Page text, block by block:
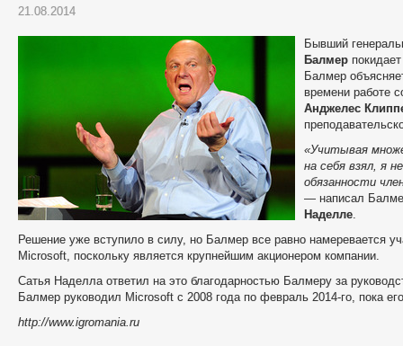
21.08.2014
Бывший
Балмер
Балмер
времени работе
Анджелес
«Учитывая
на себя взял, я
обязанности
— написал
Наделле.
Решение уже вступило в силу, но Балмер все равно намеревается
Microsoft, поскольку является крупнейшим акционером компании.
Сатья Наделла ответил на это благодарностью Балмеру за
Балмер руководил Microsoft c 2008 года по февраль 2014-го, пока
http://www.igromania.ru